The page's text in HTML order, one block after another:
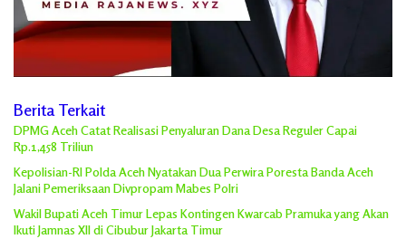
Berita Terkait
DPMG Aceh Catat Realisasi Penyaluran Dana Desa Reguler Capai
Rp.1,458 Triliun
Kepolisian-RI Polda Aceh Nyatakan Dua Perwira Poresta Banda Aceh
Jalani Pemeriksaan Divpropam Mabes Polri
Wakil Bupati Aceh Timur Lepas Kontingen Kwarcab Pramuka yang Akan
Ikuti Jamnas XII di Cibubur Jakarta Timur